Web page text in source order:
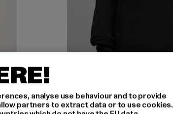
analyse use behaviour and to provide
partners to extract data or to use cookies.